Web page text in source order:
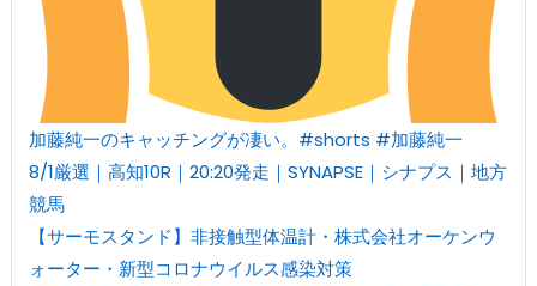
加藤純一のキャッチングが凄い。#shorts #加藤純一
8/1厳選｜高知10R｜20:20発走｜SYNAPSE｜シナプス｜地方
競馬
【サーモスタンド】非接触型体温計・株式会社オーケンウ
ォーター・新型コロナウイルス感染対策